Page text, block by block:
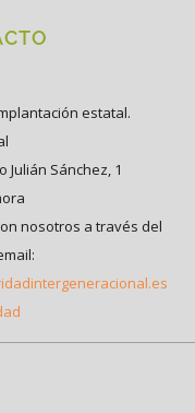
estatal.
Julián Sánchez, 1
nosotros a través del